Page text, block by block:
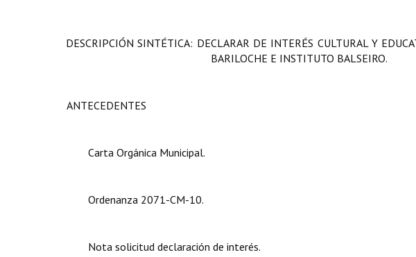
DESCRIPCIÓN SINTÉTICA: DECLARAR DE INTERÉS CULTURAL Y
BARILOCHE E INSTITUTO BALSEIRO.
ANTECEDENTES
Carta Orgánica Municipal.
Ordenanza 2071-CM-10.
Nota solicitud declaración de interés.